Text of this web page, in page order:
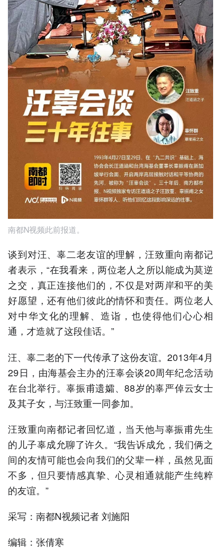
南都N视频此前报道。
谈到对汪、辜二老友谊的理解，汪致重向南都记
者表示，“在我看来，两位老人之所以能成为莫逆
之交，真正连接他们的，不仅是对两岸和平的美
好愿望，还有他们彼此的情怀和责任。两位老人
对中华文化的理解、造诣，也使得他们心心相
通，才造就了这段佳话。”
汪、辜二老的下一代传承了这份友谊。2013年4月
29日，由海基会主办的汪辜会谈20周年纪念活动
在台北举行。辜振甫遗孀、88岁的辜严倬云女士
及其子女，与汪致重一同参加。
汪致重向南都记者回忆道，当天他与辜振甫先生
的儿子辜成允聊了许久。“我告诉成允，我们俩之
间的友情可能也会向我们的父辈一样，虽然见面
不多，但只要情感真挚、心灵相通就能产生纯粹
的友谊。”
采写：南都N视频记者 刘施阳
编辑：张倩寒